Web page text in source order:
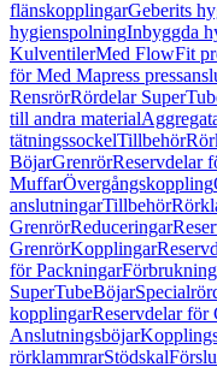
flänskopplingarGeberits
hygienspolningInbyggda
KulventilerMed FlowFit
för Med Mapress
RensrörRördelar
till andra material
tätningssockelTillbehör
BöjarGrenrörReservdelar
MuffarÖvergångskoppling
anslutningarTillbehör
GrenrörReduceringar
GrenrörKopplingar
för Packningar
SuperTubeBöjar
kopplingarReservdelar för
Anslutningsböjar
rörklammrarStödskal